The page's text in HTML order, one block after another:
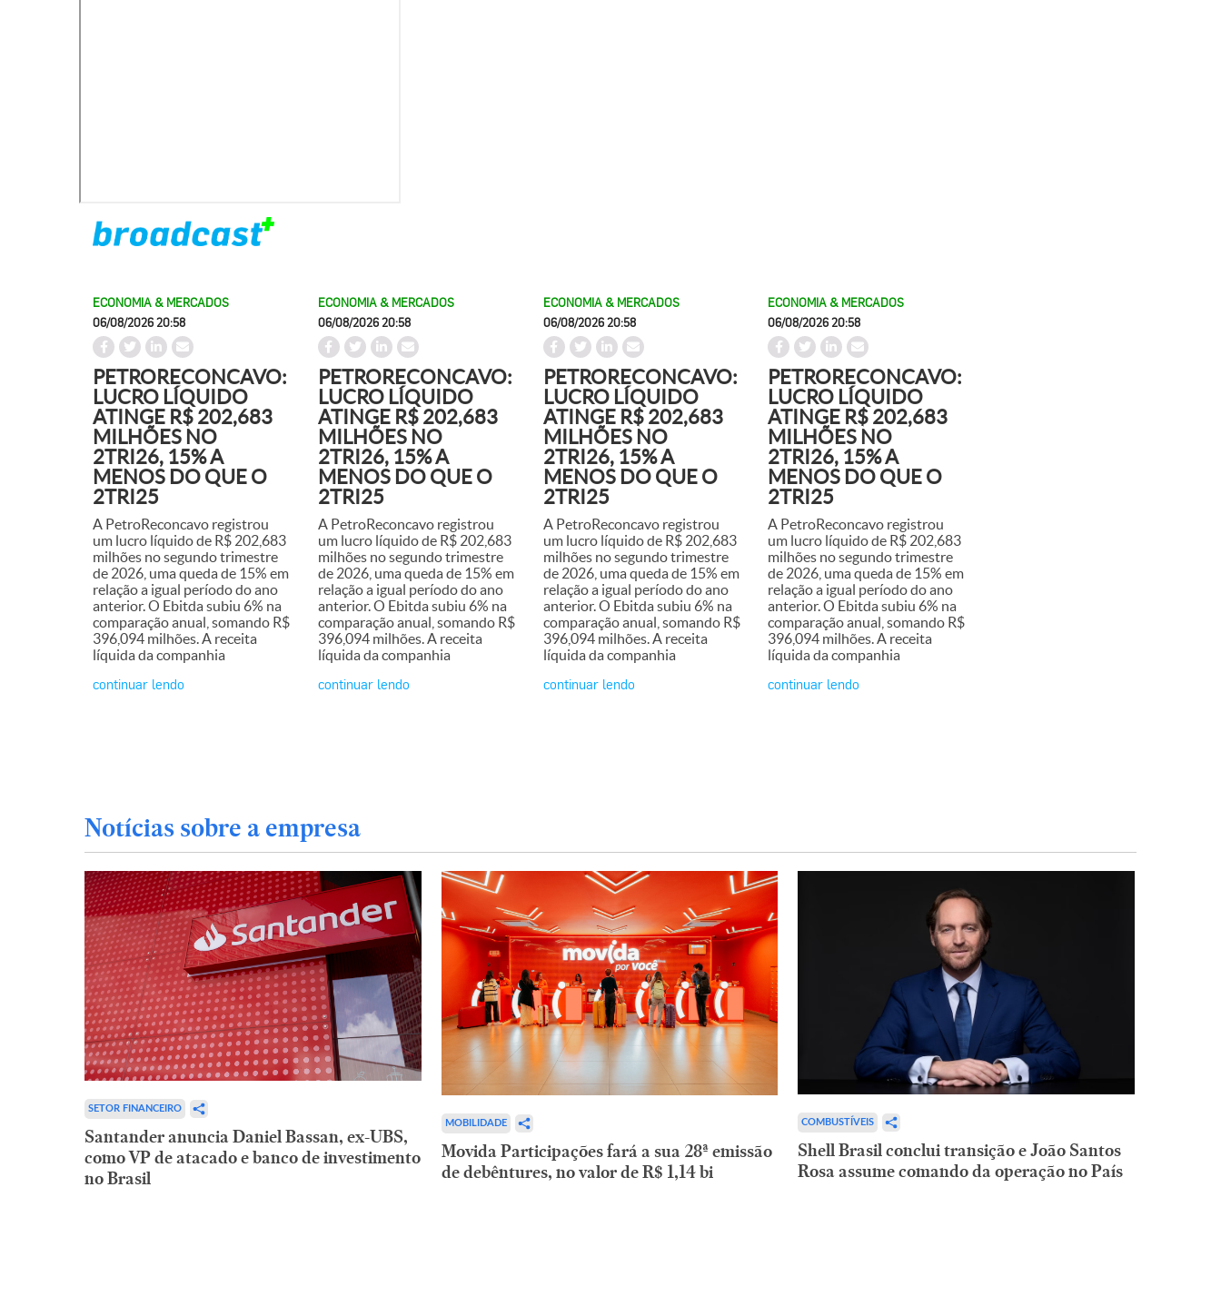
ECONOMIA & MERCADOS
06/08/2026 20:58
PETRORECONCAVO:
LUCRO LÍQUIDO
ATINGE R$ 202,683
MILHÕES NO
2TRI26, 15% A
MENOS DO QUE O
2TRI25
A PetroReconcavo registrou
um lucro líquido de R$ 202,683
milhões no segundo trimestre
de 2026, uma queda de 15% em
relação a igual período do ano
anterior. O Ebitda subiu 6% na
comparação anual, somando R$
396,094 milhões. A receita
líquida da companhia
continuar lendo
ECONOMIA & MERCADOS
06/08/2026 20:58
PETRORECONCAVO:
LUCRO LÍQUIDO
ATINGE R$ 202,683
MILHÕES NO
2TRI26, 15% A
MENOS DO QUE O
2TRI25
A PetroReconcavo registrou
um lucro líquido de R$ 202,683
milhões no segundo trimestre
de 2026, uma queda de 15% em
relação a igual período do ano
anterior. O Ebitda subiu 6% na
comparação anual, somando R$
396,094 milhões. A receita
líquida da companhia
continuar lendo
ECONOMIA & MERCADOS
06/08/2026 20:58
PETRORECONCAVO:
LUCRO LÍQUIDO
ATINGE R$ 202,683
MILHÕES NO
2TRI26, 15% A
MENOS DO QUE O
2TRI25
A PetroReconcavo registrou
um lucro líquido de R$ 202,683
milhões no segundo trimestre
de 2026, uma queda de 15% em
relação a igual período do ano
anterior. O Ebitda subiu 6% na
comparação anual, somando R$
396,094 milhões. A receita
líquida da companhia
continuar lendo
ECONOMIA & MERCADOS
06/08/2026 20:58
PETRORECONCAVO:
LUCRO LÍQUIDO
ATINGE R$ 202,683
MILHÕES NO
2TRI26, 15% A
MENOS DO QUE O
2TRI25
A PetroReconcavo registrou
um lucro líquido de R$ 202,683
milhões no segundo trimestre
de 2026, uma queda de 15% em
relação a igual período do ano
anterior. O Ebitda subiu 6% na
comparação anual, somando R$
396,094 milhões. A receita
líquida da companhia
continuar lendo
Notícias sobre a empresa
SETOR FINANCEIRO
Santander anuncia Daniel Bassan, ex-UBS,
como VP de atacado e banco de investimento
no Brasil
MOBILIDADE
Movida Participações fará a sua 28ª emissão
de debêntures, no valor de R$ 1,14 bi
COMBUSTÍVEIS
Shell Brasil conclui transição e João Santos
Rosa assume comando da operação no País